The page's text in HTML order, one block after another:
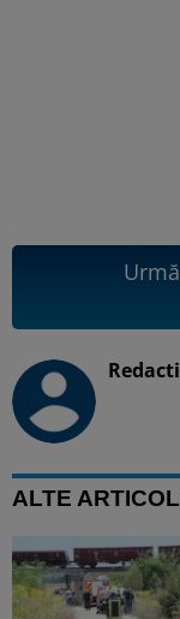
ALTE